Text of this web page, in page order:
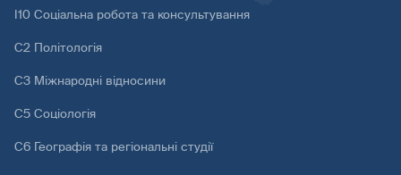
І10 Соціальна робота та консультування
С2 Політологія
С3 Міжнародні відносини
С5 Соціологія
С6 Географія та регіональні студії